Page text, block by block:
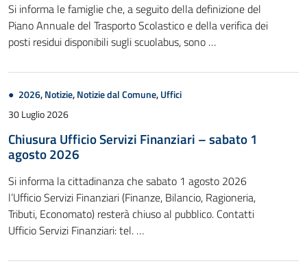
Si informa le famiglie che, a seguito della definizione del
Piano Annuale del Trasporto Scolastico e della verifica dei
posti residui disponibili sugli scuolabus, sono …
2026,Notizie,Notizie dal Comune,Uffici
30 Luglio 2026
Chiusura Ufficio Servizi Finanziari – sabato 1
agosto 2026
Si informa la cittadinanza che sabato 1 agosto 2026
l’Ufficio Servizi Finanziari (Finanze, Bilancio, Ragioneria,
Tributi, Economato) resterà chiuso al pubblico. Contatti
Ufficio Servizi Finanziari: tel. …